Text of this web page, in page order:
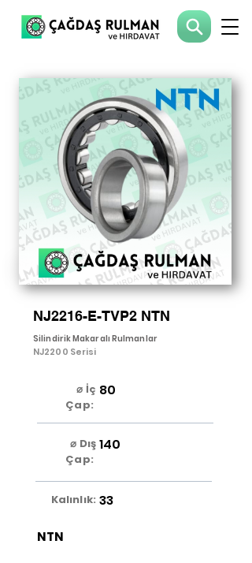
NJ2216-E-TVP2 NTN
Silindirik Makaralı Rulmanlar
NJ2200 Serisi
⌀ İç
Çap:
80
⌀ Dış
Çap:
140
Kalınlık: 33
NTN